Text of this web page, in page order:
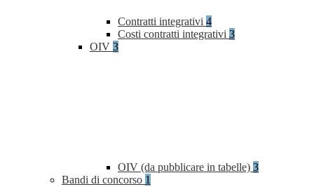
Contratti integrativi 4
Costi contratti integrativi 3
OIV 3
OIV (da pubblicare in tabelle) 3
Bandi di concorso 1